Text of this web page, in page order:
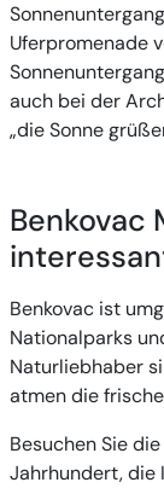
Uferpromenade
auch bei der
„die Sonne
Benkovac
Benkovac ist
Nationalparks
Naturliebhaber
atmen die
Besuchen Sie
Jahrhundert, die